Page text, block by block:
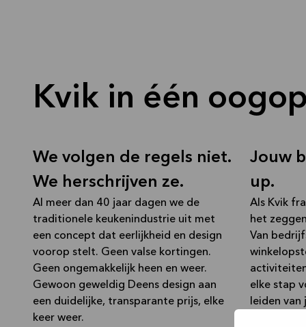
In de omgeving van Auderghem
Nieuwe winkel
In de omgeving van Brussel Centrum & Noord
Nieuwe winkel
Dendermonde
In de omgeving van Dendermonde
Nieuwe winkel
Geel
Kvik in één
We volgen de regels niet.
We herschrijven ze.
Al meer dan 40 jaar dagen we de
traditionele keukenindustrie uit met
een concept dat eerlijkheid en design
voorop stelt. Geen valse kortingen.
Geen ongemakkelijk heen en weer.
Gewoon geweldig Deens design aan
een duidelijke, transparante prijs, elke
keer weer.
Jouw
up.
Als Kvik
het
Van
elke stap
leiden